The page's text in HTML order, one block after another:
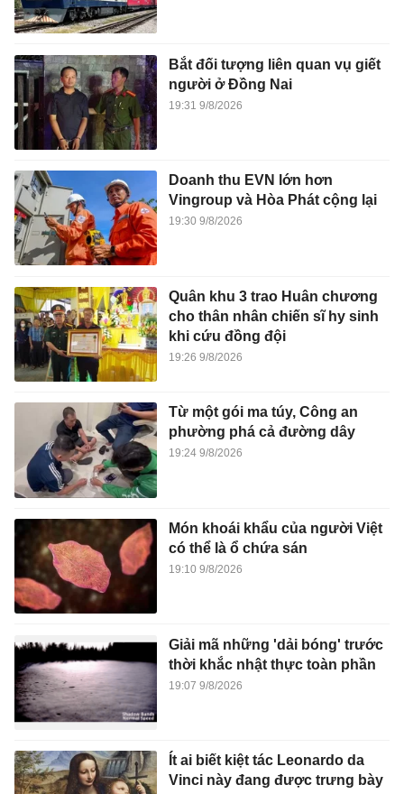
Bắt đối tượng liên quan vụ giết
người ở Đồng Nai
19:31 9/8/2026
Doanh thu EVN lớn hơn
Vingroup và Hòa Phát cộng lại
19:30 9/8/2026
Quân khu 3 trao Huân chương
cho thân nhân chiến sĩ hy sinh
khi cứu đồng đội
19:26 9/8/2026
Từ một gói ma túy, Công an
phường phá cả đường dây
19:24 9/8/2026
Món khoái khẩu của người Việt
có thể là ổ chứa sán
19:10 9/8/2026
Giải mã những 'dải bóng' trước
thời khắc nhật thực toàn phần
19:07 9/8/2026
Ít ai biết kiệt tác Leonardo da
Vinci này đang được trưng bày